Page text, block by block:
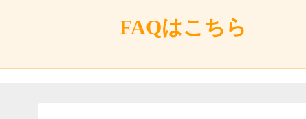
FAQはこちら